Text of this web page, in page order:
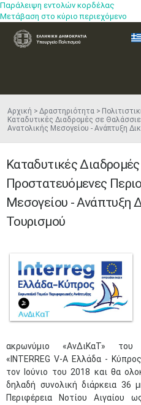
Παράλειψη εντολών κορδέλας
Μετάβαση στο κύριο περιεχόμενο
ελ
Αρχική Δραστηριότητα
Καταδυτικές Διαδρομές σε
Ανατολικής Μεσογείου - Ανάπτυξη
Καταδυτικές
Προστατευόμενες
Μεσογείου - Ανάπτυξη
Τουρισμού
ακρωνύμιο «ΑνΔιΚαΤ» του
«INTERREG V-A Ελλάδα -
τον Ιούνιο του 2018 και θα
δηλαδή συνολική διάρκεια 36
Περιφέρεια Νοτίου Αιγαίου